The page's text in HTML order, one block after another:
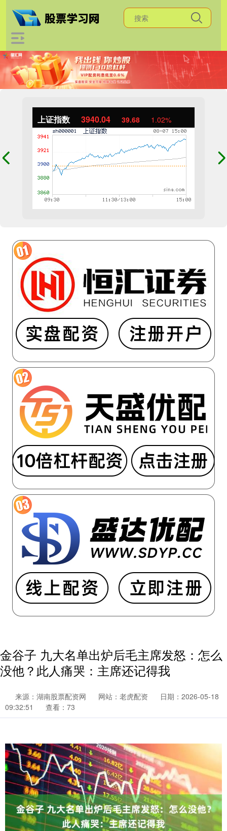
上证指数 3940.04 39.68 1.02%
金谷子 九大名单出炉后毛主席发怒：怎么
没他？此人痛哭：主席还记得我
来源：湖南股票配资网 网站：老虎配资
日期：2026-05-18
09:32:51
查看：73